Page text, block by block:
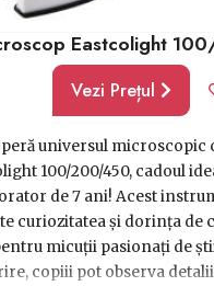
Eastcolight
Vezi Prețul
universul microscopic
100/200/450, cadoul
de 7 ani! Acest
curiozitatea și dorința de
micuții pasionați de
copiii pot observa